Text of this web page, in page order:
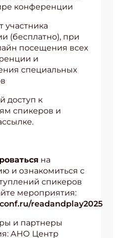
конференции
участника
(бесплатно), при
посещения всех
и
специальных
доступ к
спикеров и
на
и ознакомиться с
спикеров
мероприятия:
readandplay2025
и партнеры
АНО Центр